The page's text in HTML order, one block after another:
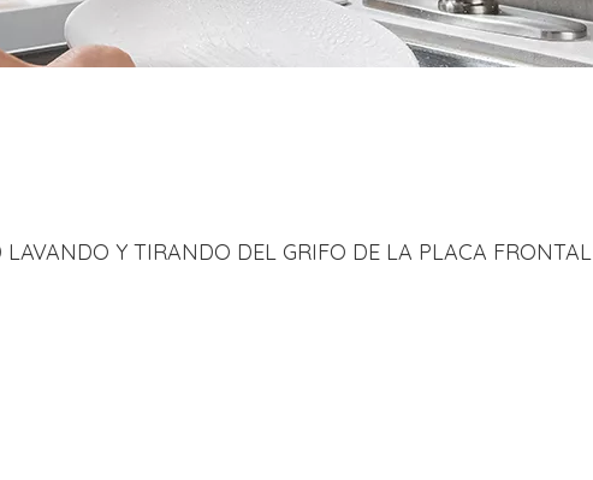
Y TIRANDO DEL GRIFO DE LA PLACA FRONTAL